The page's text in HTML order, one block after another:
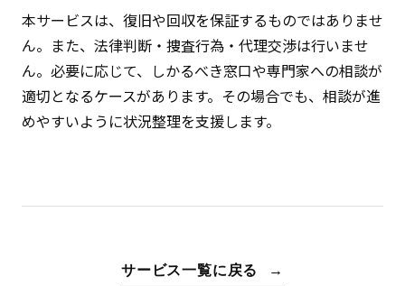
本サービスは、復旧や回収を保証するものではありませ
ん。また、法律判断・捜査行為・代理交渉は行いませ
ん。必要に応じて、しかるべき窓口や専門家への相談が
適切となるケースがあります。その場合でも、相談が進
めやすいように状況整理を支援します。
サービス一覧に戻る